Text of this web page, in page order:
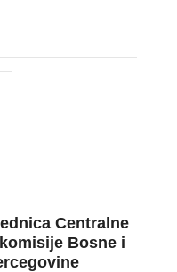
Centralne
Bosne i